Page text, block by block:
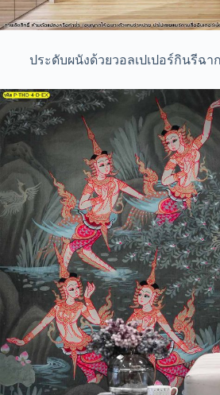
ประดับผนังด้วยวอลเปเปอร์กินรีฉา